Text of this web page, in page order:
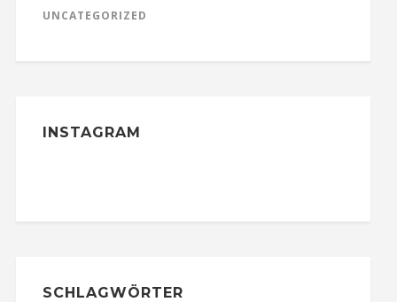
UNCATEGORIZED
INSTAGRAM
SCHLAGWÖRTER